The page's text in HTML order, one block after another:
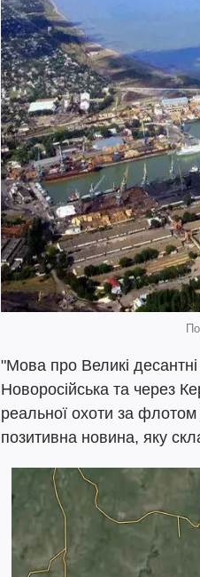
"Мова про Великі
Новоросійська та через
реальної охоти за
позитивна новина, яку